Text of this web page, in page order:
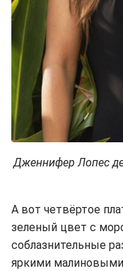
Дженнифер Лопес
А вот четвёртое
зеленый цвет с
соблазнительные
яркими